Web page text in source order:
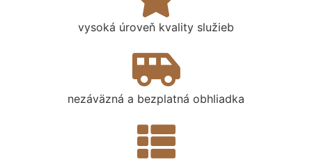
vysoká úroveň kvality služieb
nezáväzná a bezplatná obhliadka